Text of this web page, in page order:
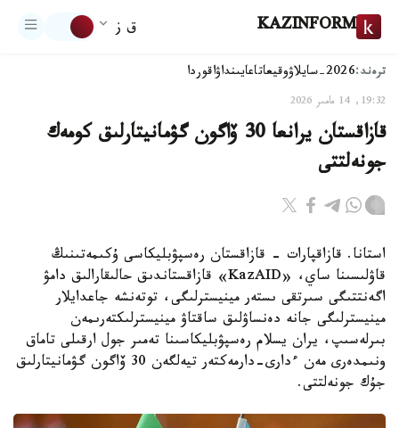
KAZINFORM ق ز
ترەند:2026-سايلاۋ وقيعاتاعايىنداۋاقوردا
19:32, 14 مامىر 2026
قازاقستان يرانعا 30 ۆاگون گۋمانيتارلىق كومەك
جونەلتتى
استانا. قازاقپارات - قازاقستان رەسپۋبليكاسى ۇكىمەتىنىڭ
قاۋلىسىنا ساي، «KazAID» قازاقستاندىق حالىقارالىق دامۋ
اگەنتتىگى سىرتقى ىستەر مينيسترلىگى، توتەنشە جاعدايلار
مينيسترلىگى جانە دەنساۋلىق ساقتاۋ مينيسترلىكتەرىمەن
بىرلەسىپ، يران يسلام رەسپۋبليكاسىنا تەمىر جول ارقىلى تاماق
ونىمدەرى مەن ءدارى-دارمەكتەر تيەلگەن 30 ۆاگون گۋمانيتارلىق
جۇك جونەلتتى.